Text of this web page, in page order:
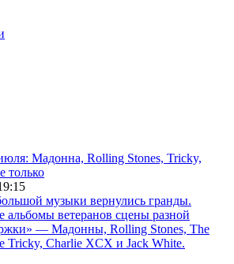
Мадонна, Rolling Stones, Tricky,
только
музыки вернулись гранды.
ветеранов сцены разной
— Мадонны, Rolling Stones, The
Tricky, Charlie XCX и Jack White.